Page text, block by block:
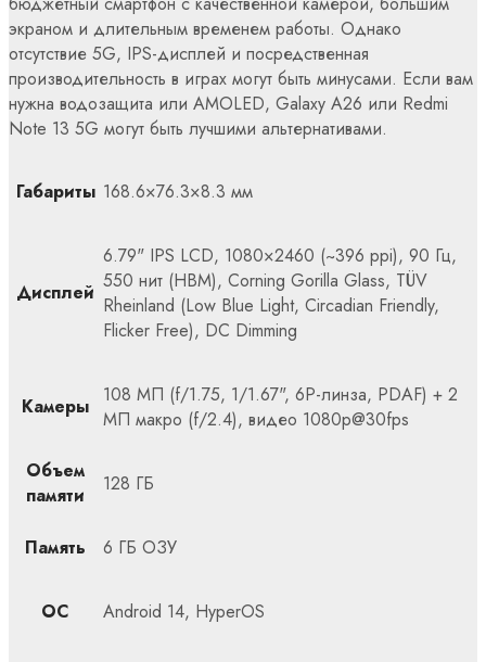
экраном и длительным временем работы. Однако
отсутствие 5G, IPS-дисплей и посредственная
производительность в играх могут быть минусами. Если вам
нужна водозащита или AMOLED, Galaxy A26 или Redmi
Note 13 5G могут быть лучшими альтернативами.
Габариты 168.6×76.3×8.3 мм
Дисплей
6.79" IPS LCD, 1080×2460 (~396 ppi), 90 Гц,
550 нит (HBM), Corning Gorilla Glass, TÜV
Rheinland (Low Blue Light, Circadian Friendly,
Flicker Free), DC Dimming
Камеры
108 МП (f/1.75, 1/1.67", 6P-линза, PDAF) + 2
МП макро (f/2.4), видео 1080p@30fps
Объем
памяти
128 ГБ
Память 6 ГБ ОЗУ
ОС Android 14, HyperOS